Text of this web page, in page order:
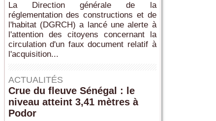
La Direction générale de la
réglementation des constructions et de
l'habitat (DGRCH) a lancé une alerte à
l'attention des citoyens concernant la
circulation d'un faux document relatif à
l'acquisition...
ACTUALITÉS
Crue du fleuve Sénégal : le
niveau atteint 3,41 mètres à
Podor